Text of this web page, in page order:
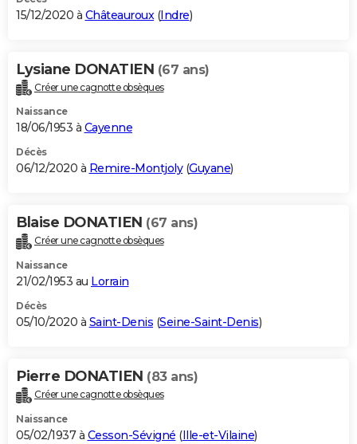
15/12/2020 à Châteauroux (Indre)
Lysiane DONATIEN (67 ans)
Créer une cagnotte obsèques
Naissance
18/06/1953 à Cayenne
Décès
06/12/2020 à Remire-Montjoly(Guyane)
Blaise DONATIEN (67 ans)
Créer une cagnotte obsèques
Naissance
21/02/1953 au Lorrain
Décès
05/10/2020 à Saint-Denis (Seine-Saint-Denis)
Pierre DONATIEN (83 ans)
Créer une cagnotte obsèques
Naissance
05/02/1937 à Cesson-Sévigné (Ille-et-Vilaine)